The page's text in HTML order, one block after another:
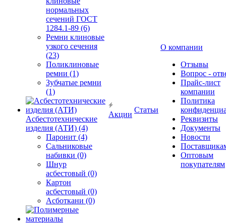
нормальных
сечений ГОСТ
1284.1-89 (6)
Ремни клиновые
узкого сечения
(23)
Поликлиновые
ремни (1)
Зубчатые ремни
(1)
Асбестотехнические
изделия (АТИ) (4)
Паронит (4)
Сальниковые
набивки (0)
Шнур
асбестовый (0)
Картон
асбестовый (0)
Асботкани (0)
Акции
Статьи
О компании
Отзывы
Вопрос -
Прайс-лист
компании
Политика
Реквизиты
Документы
Новости
Оптовым
покупателям